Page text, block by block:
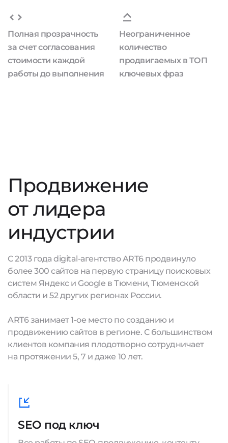
Полная прозрачность
за счет согласования
стоимости каждой
работы до выполнения
Неограниченное
количество
продвигаемых в ТОП
ключевых фраз
Продвижение
от лидера
индустрии
С 2013 года digital-агентство ART6 продвинуло
более 300 сайтов на первую страницу поисковых
систем Яндекс и Google в Тюмени, Тюменской
области и 52 других регионах России.
ART6 занимает 1-ое место по созданию и
продвижению сайтов в регионе. С большинством
клиентов компания плодотворно сотрудничает
на протяжении 5, 7 и даже 10 лет.
SEO под ключ